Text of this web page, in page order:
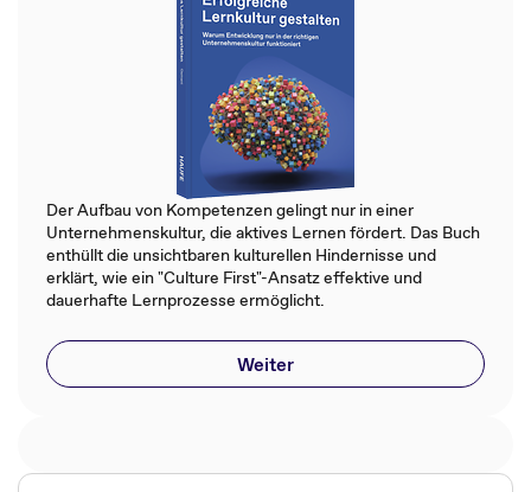
Der Aufbau von Kompetenzen gelingt nur in einer
Unternehmenskultur, die aktives Lernen fördert. Das Buch
enthüllt die unsichtbaren kulturellen Hindernisse und
erklärt, wie ein "Culture First"-Ansatz effektive und
dauerhafte Lernprozesse ermöglicht.
Weiter